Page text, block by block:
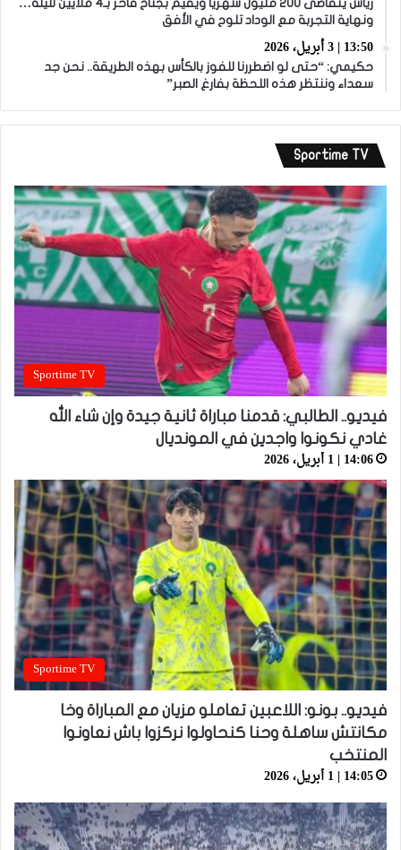
زياش يتقاضى 200 مليون شهريا ويقيم بجناح فاخر بـ4 ملايين لليلة…
ونهاية التجربة مع الوداد تلوح في الأفق
13:50 | 3 أبريل، 2026
حكيمي: “حتى لو اضطررنا للفوز بالكأس بهذه الطريقة.. نحن جد
سعداء وننتظر هذه اللحظة بفارغ الصبر”
Sportime TV
Sportime TV
فيديو.. الطالبي: قدمنا مباراة ثانية جيدة وإن شاء الله
غادي نكونوا واجدين في المونديال
14:06 | 1 أبريل، 2026
Sportime TV
فيديو.. بونو: اللاعبين تعاملو مزيان مع المباراة وخا
مكانتش ساهلة وحنا كنحاولوا نركزوا باش نعاونوا
المنتخب
14:05 | 1 أبريل، 2026